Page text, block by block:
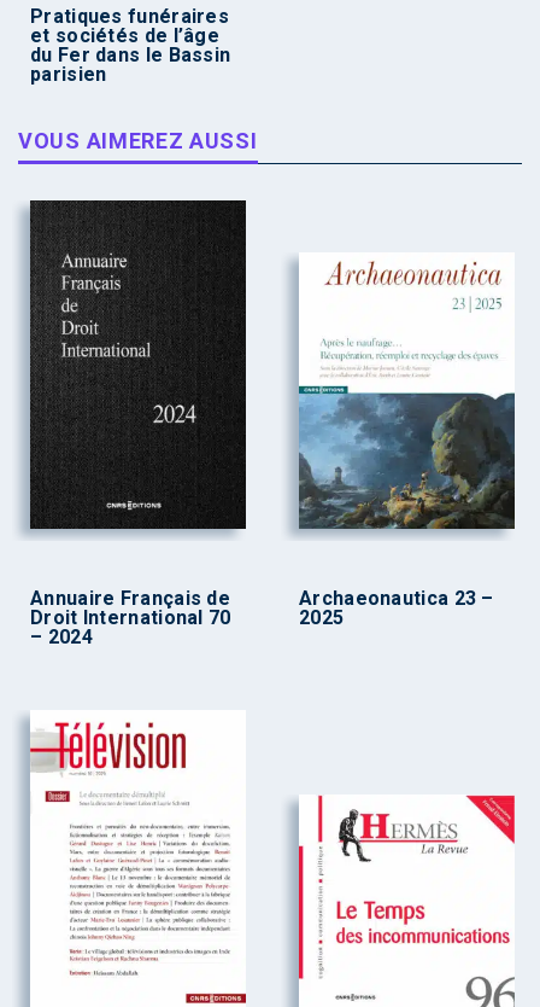
Pratiques funéraires
et sociétés de l’âge
du Fer dans le Bassin
parisien
VOUS AIMEREZ AUSSI
Annuaire Français de
Droit International 70
– 2024
Archaeonautica 23 –
2025